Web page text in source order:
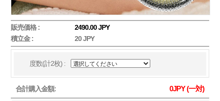
販売価格 :
2490.00 JPY
積立金 :
20 JPY
度数(計2枚) :
合計購入金額: 0JPY (一対)